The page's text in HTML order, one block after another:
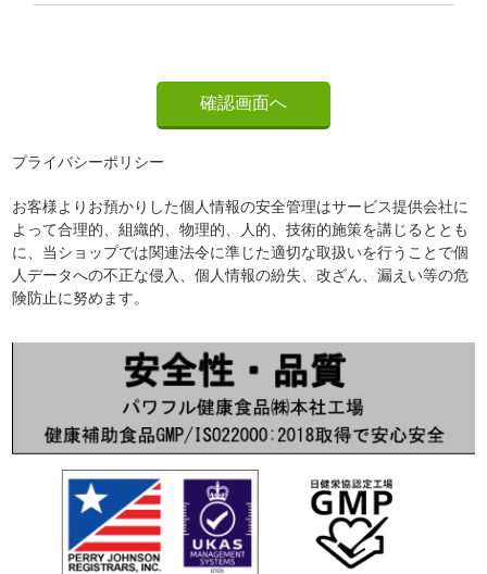
プライバシーポリシー
お客様よりお預かりした個人情報の安全管理はサービス提供会社に
よって合理的、組織的、物理的、人的、技術的施策を講じるととも
に、当ショップでは関連法令に準じた適切な取扱いを行うことで個
人データへの不正な侵入、個人情報の紛失、改ざん、漏えい等の危
険防止に努めます。